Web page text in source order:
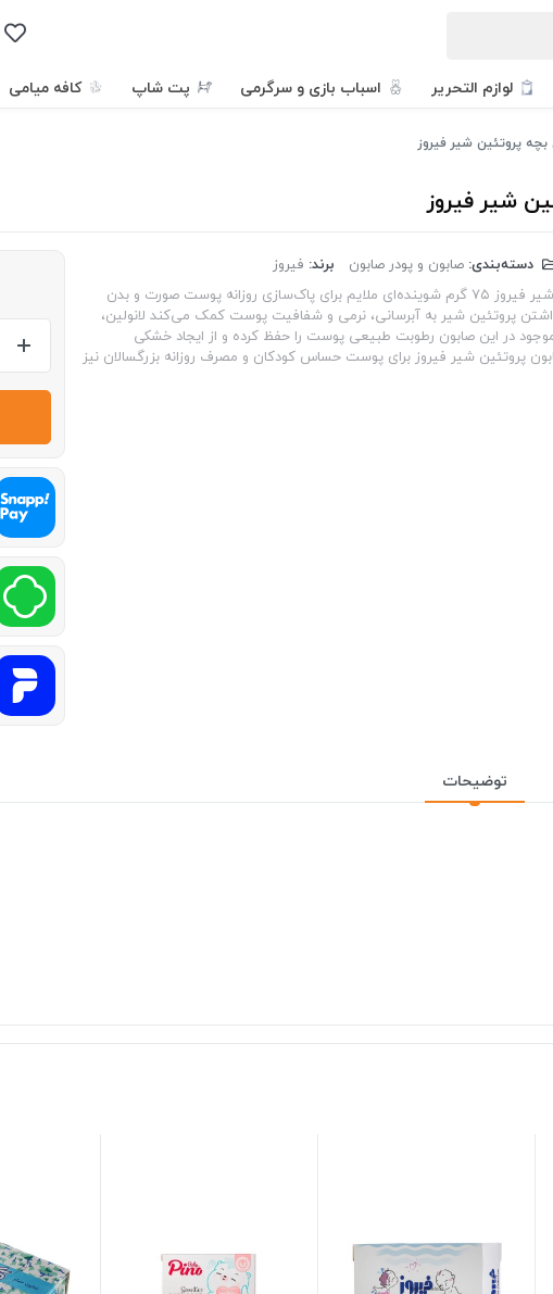
لوازم التحریر اسباب بازی و سرگرمی پت شاپ کافه میامی
پروتئین شیر فیروز
شیر فیروز
دسته‌بندی: صابون و پودر صابون برند: فیروز
صابون بچه پروتئین شیر فیروز ۷۵ گرم شوینده‌ای ملایم برای پاک‌سازی روزانه پوست صورت و بدن
پروتئین شیر به آبرسانی، نرمی و شفافیت پوست کمک می‌کند لانولین،
در این صابون رطوبت طبیعی پوست را حفظ کرده و از ایجاد خشکی
پروتئین شیر فیروز برای پوست حساس کودکان و مصرف روزانه بزرگسالان نیز
توضیحات